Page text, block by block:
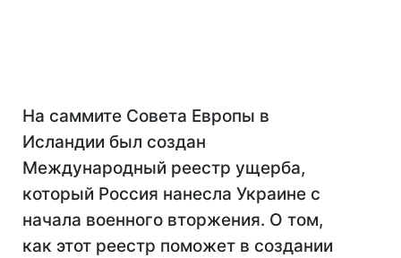
На саммите Совета Европы в
Исландии был создан
Международный реестр ущерба,
который Россия нанесла Украине с
начала военного вторжения. О том,
как этот реестр поможет в создании